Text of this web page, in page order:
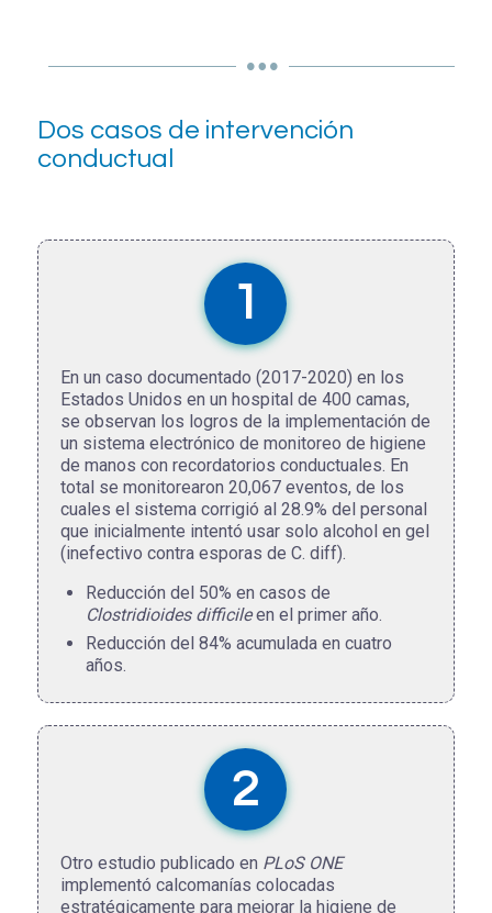
Dos casos de intervención
conductual
1
En un caso documentado (2017-2020) en los
Estados Unidos en un hospital de 400 camas,
se observan los logros de la implementación de
un sistema electrónico de monitoreo de higiene
de manos con recordatorios conductuales. En
total se monitorearon 20,067 eventos, de los
cuales el sistema corrigió al 28.9% del personal
que inicialmente intentó usar solo alcohol en gel
(inefectivo contra esporas de C. diff).
Reducción del 50% en casos de
Clostridioides difficileen el primer año.
Reducción del 84% acumulada en cuatro
años.
2
Otro estudio publicado en PLoS ONE
implementó calcomanías colocadas
estratégicamente para mejorar la higiene de